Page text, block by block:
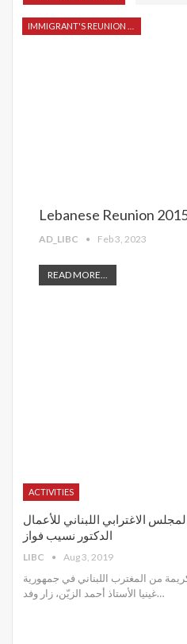
Lebanese Reunion
AD_LIBC Feb 3, 2023
READ MORE...
ACTIVITIES
الاغترابي اللبناني للأعمال
الدكتور نسيب فواز
LIBC Aug 3, 2019
٢٠١٩، وبدعوة كريمة من المغترب اللبناني في جمهورية
غينيا الأستاذ أحمد الزيّن، زار وفد…